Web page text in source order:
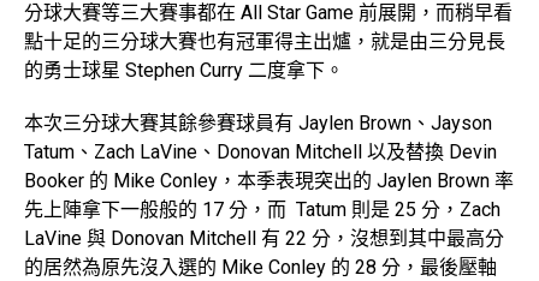
分球大賽等三大賽事都在 All Star Game 前展開，而稍早看
點十足的三分球大賽也有冠軍得主出爐，就是由三分見長
的勇士球星 Stephen Curry 二度拿下。
本次三分球大賽其餘參賽球員有 Jaylen Brown、Jayson
Tatum、Zach LaVine、Donovan Mitchell 以及替換 Devin
Booker 的 Mike Conley，本季表現突出的 Jaylen Brown 率
先上陣拿下一般般的 17 分，而 Tatum 則是 25 分，Zach
LaVine 與 Donovan Mitchell 有 22 分，沒想到其中最高分
的居然為原先沒入選的 Mike Conley 的 28 分，最後壓軸